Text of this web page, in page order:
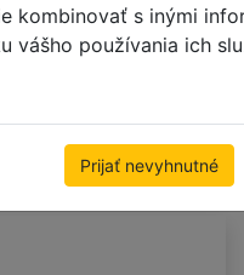
kombinovať s inými
vášho používania ich
Prijať nevyhnutné
38mm
25mm